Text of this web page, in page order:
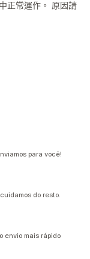
正常運作。 原因請
para você!
do resto.
envio mais rápido